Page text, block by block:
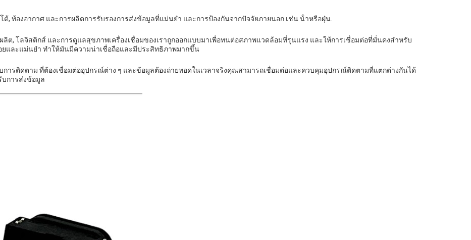
, ท้องอากาศ และการผลิตการรับรองการส่งข้อมูลที่แม่นยํา และการป้องกันจากปัจจัยภายนอก เช่น น้ําหรือฝุ่น.
ต, โลจิสติกส์ และการดูแลสุขภาพเครื่องเชื่อมของเราถูกออกแบบมาเพื่อทนต่อสภาพแวดล้อมที่รุนแรง และให้การเชื่อมต่อที่มั่นคงสําหรับ
และแม่นยํา ทําให้มันมีความน่าเชื่อถือและมีประสิทธิภาพมากขึ้น
บการติดตาม ที่ต้องเชื่อมต่ออุปกรณ์ต่าง ๆ และข้อมูลต้องถ่ายทอดในเวลาจริงคุณสามารถเชื่อมต่อและควบคุมอุปกรณ์ติดตามที่แตกต่างกันได้
บการส่งข้อมูล